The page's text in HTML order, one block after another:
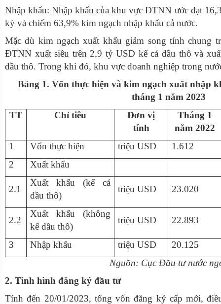
Nhập khẩu: Nhập khẩu của khu vực ĐTNN ước đạt
kỳ và chiếm 63,9% kim ngạch nhập khẩu cả nước.
Mặc dù kim ngạch xuất khẩu giảm song tính chung
ĐTNN xuất siêu trên 2,9 tỷ USD kể cả dầu thô và
dầu thô. Trong khi đó, khu vực doanh nghiệp trong
Bảng 1. Vốn thực hiện và kim ngạch xuất nhập
tháng 1 năm 2023
TT
Chỉ tiêu
Đơn vị
tính
Tháng 1
năm 2022
1
Vốn thực hiện triệu USD
1.612
2
Xuất khẩu
2.1
Xuất khẩu (kể cả
dầu thô)
triệu USD 23.020
2.2
Xuất khẩu (không
kể dầu thô)
triệu USD 22.893
3 Nhập khẩu triệu USD
20.125
Nguồn: Cục Đầu tư nước
2. Tình hình đăng ký đầu tư
Tính đến 20/01/2023, tổng vốn đăng ký cấp mới,